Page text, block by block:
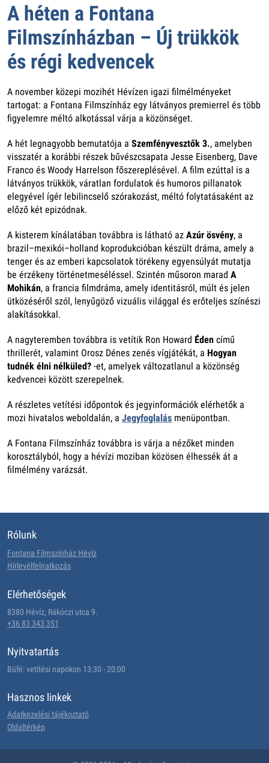
A héten a Fontana
Filmszínházban – Új trükkök
és régi kedvencek
A november közepi mozihét Hévízen igazi filmélményeket
tartogat: a Fontana Filmszínház egy látványos premierrel és több
figyelemre méltó alkotással várja a közönséget.
A hét legnagyobb bemutatója a Szemfényvesztők 3., amelyben
visszatér a korábbi részek bűvészcsapata Jesse Eisenberg, Dave
Franco és Woody Harrelson főszereplésével. A film ezúttal is a
látványos trükkök, váratlan fordulatok és humoros pillanatok
elegyével ígér lebilincselő szórakozást, méltó folytatásaként az
előző két epizódnak.
A kisterem kínálatában továbbra is látható az Azúr ösvény, a
brazil–mexikói–holland koprodukcióban készült dráma, amely a
tenger és az emberi kapcsolatok törékeny egyensúlyát mutatja
be érzékeny történetmeséléssel. Szintén műsoron marad A
Mohikán, a francia filmdráma, amely identitásról, múlt és jelen
ütközéséről szól, lenyűgöző vizuális világgal és erőteljes színészi
alakításokkal.
A nagyteremben továbbra is vetítik Ron Howard Éden című
thrillerét, valamint Orosz Dénes zenés vígjátékát, a Hogyan
tudnék élni nélküled? -et, amelyek változatlanul a közönség
kedvencei között szerepelnek.
A részletes vetítési időpontok és jegyinformációk elérhetők a
mozi hivatalos weboldalán, a Jegyfoglalás menüpontban.
A Fontana Filmszínház továbbra is várja a nézőket minden
korosztályból, hogy a hévízi moziban közösen élhessék át a
filmélmény varázsát.
Rólunk
Fontana Filmszínház Hévíz
Hírlevélfeliratkozás
Elérhetőségek
8380 Hévíz, Rákóczi utca 9.
+36 83 343 351
Nyitvatartás
Büfé: vetítési napokon 13:30 - 20:00
Hasznos linkek
Adatkezelési tájékoztató
Oldaltérkép